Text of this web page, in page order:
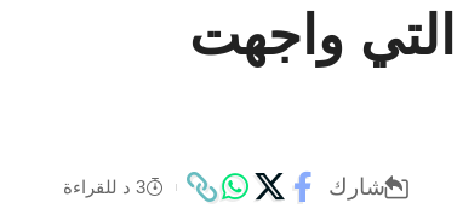
التي واجهت
شارك 3 د للقراءة